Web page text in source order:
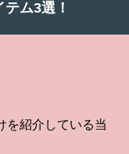
ム3選！
を紹介している当